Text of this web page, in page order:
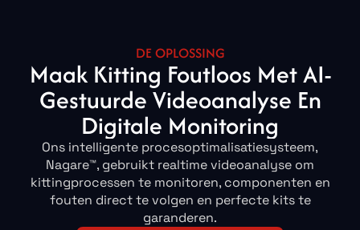
DE OPLOSSING
Maak Kitting Foutloos Met AI-
Gestuurde Videoanalyse En
Digitale Monitoring
Ons intelligente procesoptimalisatiesysteem,
Nagare™, gebruikt realtime videoanalyse om
kittingprocessen te monitoren, componenten en
fouten direct te volgen en perfecte kits te
garanderen.